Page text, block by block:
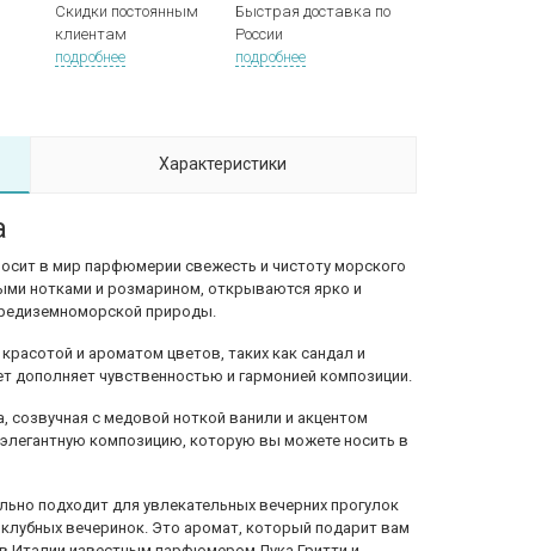
Скидки постоянным
клиентам
подробнее
Быстрая доставка по
России
подробнее
Характеристики
в мир парфюмерии свежесть и чистоту морского
нотками и розмарином, открываются ярко и
природы.
и ароматом цветов, таких как сандал и
дополняет чувственностью и гармонией композиции.
созвучная с медовой ноткой ванили и акцентом
композицию, которую вы можете носить в
подходит для увлекательных вечерних прогулок
вечеринок. Это аромат, который подарит вам